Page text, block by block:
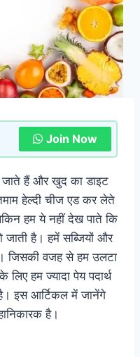
Join Now
जाते हैं और खुद का डाइट
हेल्दी चीज एड कर लेते
हम ये नहीं देख पाते कि
जाती है। हमें सब्जियों और
जिसकी वजह से हम उलटा
हम ज्यादा पेय पदार्थ
इस आर्टिकल में जानेंगे
है।